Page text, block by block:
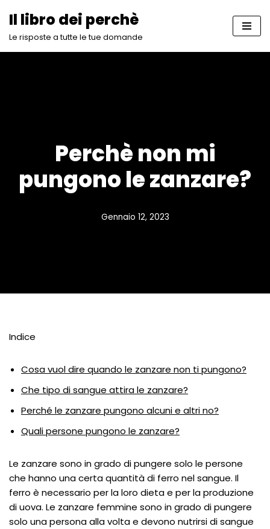
Vai
Il libro dei perchè
Le risposte a tutte le tue domande
Perchè non mi
pungono le zanzare?
Gennaio 12, 2023
Indice
Cosa vuol dire quando le zanzare non ti pungono?
Che tipo di sangue attira le zanzare?
Perché le zanzare pungono alcuni e altri no?
Quali persone pungono le zanzare?
Le zanzare sono in grado di pungere solo le persone
che hanno una certa quantità di ferro nel sangue. Il
ferro è necessario per la loro dieta e per la produzione
di uova. Le zanzare femmine sono in grado di pungere
solo una persona alla volta e devono nutrirsi di sangue